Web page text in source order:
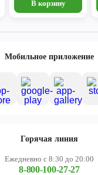
В корзину
Мобильное приложение
Горячая линия
Ежедневно с 8:30 до 20:00
8-800-100-27-27